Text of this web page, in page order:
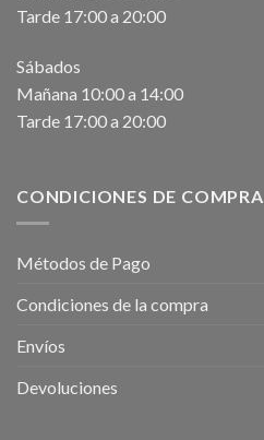
Tarde 17:00 a 20:00
Sábados
Mañana 10:00 a 14:00
Tarde 17:00 a 20:00
CONDICIONES DE COMPRA
Métodos de Pago
Condiciones de la compra
Envíos
Devoluciones